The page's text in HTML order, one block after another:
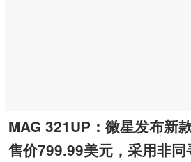
MAG 321UP：微星发布新
售价799.99美元，采用非